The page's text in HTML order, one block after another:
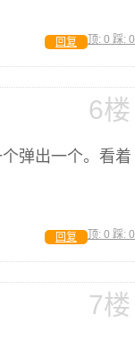
顶: 0 踩: 0
回复
6楼
弹出一个。看着
顶: 0 踩: 0
回复
7楼